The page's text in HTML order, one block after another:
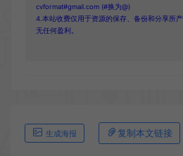
cvformat#gmail.com (#换为@)
4.本站收费仅用于资源的保存、备份和分享所
无任何盈利。
生成海报 复制本文链接